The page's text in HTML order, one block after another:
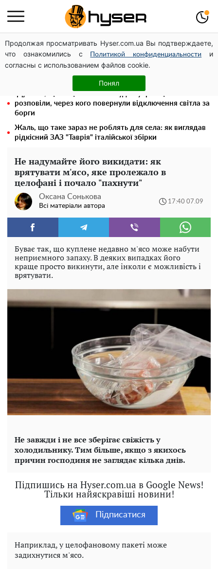
Продолжая просматривать Hyser.com.ua Вы подтверждаете,
что ознакомились с
Политикой конфиденциальности
и
согласны с использованием файлов cookie.
Понял
Гола Олена Тополя у цікавих позах змусила відвисати
щелепи: злив відео – було лише початком
"Холостячка" Ксенія Мішина перестаралася і блиснула
зоною бікіні: надто широко розсунула
розповіли, через кого повернули відключення світла за
борги
Жаль, що таке зараз не роблять для села: як виглядав
рідкісний ЗАЗ "Таврія" італійської збірки
Не надумайте його викидати: як
врятувати м'ясо, яке пролежало в
целофані і почало "пахнути"
Оксана Сонькова
Всі матеріали автора
17:40 07.09
Буває так, що куплене недавно м'ясо може набути
неприємного запаху. В деяких випадках його
краще просто викинути, але інколи є можливість і
врятувати.
Не завжди і не все зберігає свіжість у
холодильнику. Тим більше, якщо з якихось
причин господиня не заглядає кілька днів.
Підпишись на Hyser.com.ua в Google News!
Тільки найяскравіші новини!
Підписатися
Наприклад, у целофановому пакеті може
задихнутися м'ясо.